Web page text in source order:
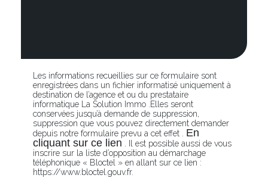
Les informations recueillies sur ce formulaire sont
enregistrées dans un fichier informatisé uniquement à
destination de l’agence et ou du prestataire
informatique La Solution Immo .Elles seront
conservées jusqu’à demande de suppression,
suppression que vous pouvez directement demander
depuis notre formulaire prevu a cet effet . En
cliquant sur ce lien . Il est possible aussi de vous
inscrire sur la liste d’opposition au démarchage
téléphonique « Bloctel » en allant sur ce lien :
https://www.bloctel.gouv.fr.